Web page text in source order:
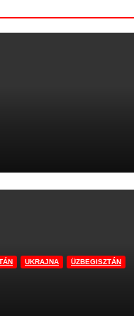
UKRAJNA ÜZBEGISZTÁN